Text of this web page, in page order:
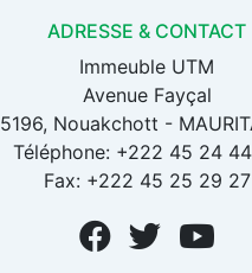
ADRESSE & CONTACT
Immeuble UTM
Avenue Fayçal
5196, Nouakchott -
Téléphone: +222 45 24
Fax: +222 45 25 29 27